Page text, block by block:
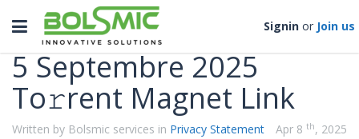
Toggle
navigation
Signin or Join us
Categories
5 Septembre 2025
To𝚛rent Magnet Link
Written by Bolsmic services in Privacy Statement Apr 8 th, 2025